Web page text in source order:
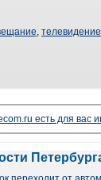
, телевидение
есть для